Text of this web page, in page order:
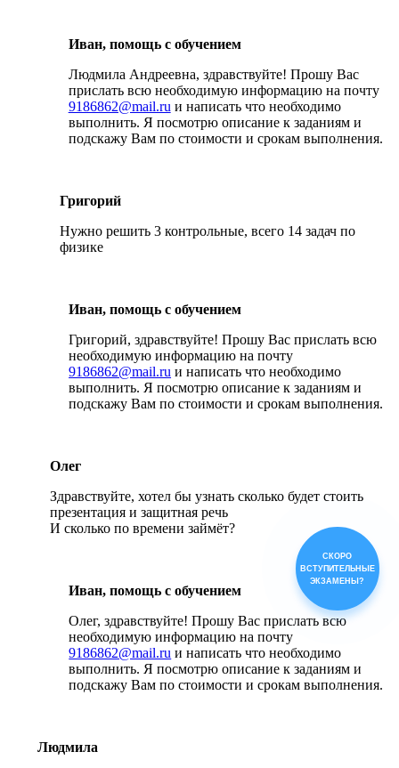
Иван, помощь с обучением
Людмила Андреевна, здравствуйте! Прошу Вас
прислать всю необходимую информацию на почту
9186862@mail.ru и написать что необходимо
выполнить. Я посмотрю описание к заданиям и
подскажу Вам по стоимости и срокам выполнения.
Григорий
Нужно решить 3 контрольные, всего 14 задач по
физике
Иван, помощь с обучением
Григорий, здравствуйте! Прошу Вас прислать всю
необходимую информацию на почту
9186862@mail.ru и написать что необходимо
выполнить. Я посмотрю описание к заданиям и
подскажу Вам по стоимости и срокам выполнения.
Олег
Здравствуйте, хотел бы узнать сколько будет стоить
презентация и защитная речь
И сколько по времени займёт?
Иван, помощь с обучением
Олег, здравствуйте! Прошу Вас прислать всю
необходимую информацию на почту
9186862@mail.ru и написать что необходимо
выполнить. Я посмотрю описание к заданиям и
подскажу Вам по стоимости и срокам выполнения.
Людмила
СКОРО
ВСТУПИТЕЛЬНЫЕ
ЭКЗАМЕНЫ?